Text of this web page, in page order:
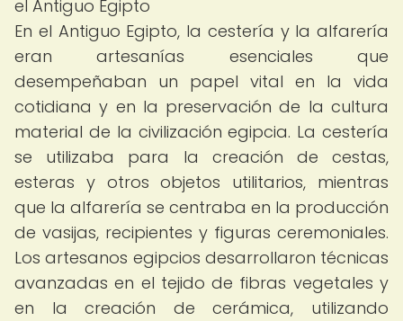
el Antiguo Egipto
En el Antiguo Egipto, la cestería y la alfarería
eran artesanías esenciales que
desempeñaban un papel vital en la vida
cotidiana y en la preservación de la cultura
material de la civilización egipcia. La cestería
se utilizaba para la creación de cestas,
esteras y otros objetos utilitarios, mientras
que la alfarería se centraba en la producción
de vasijas, recipientes y figuras ceremoniales.
Los artesanos egipcios desarrollaron técnicas
avanzadas en el tejido de fibras vegetales y
en la creación de cerámica, utilizando